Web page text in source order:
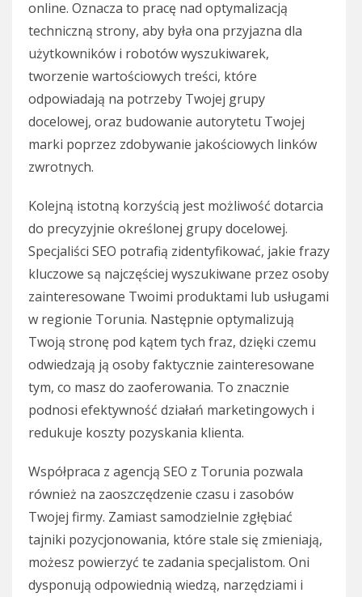
online. Oznacza to pracę nad optymalizacją
techniczną strony, aby była ona przyjazna dla
użytkowników i robotów wyszukiwarek,
tworzenie wartościowych treści, które
odpowiadają na potrzeby Twojej grupy
docelowej, oraz budowanie autorytetu Twojej
marki poprzez zdobywanie jakościowych linków
zwrotnych.
Kolejną istotną korzyścią jest możliwość dotarcia
do precyzyjnie określonej grupy docelowej.
Specjaliści SEO potrafią zidentyfikować, jakie frazy
kluczowe są najczęściej wyszukiwane przez osoby
zainteresowane Twoimi produktami lub usługami
w regionie Torunia. Następnie optymalizują
Twoją stronę pod kątem tych fraz, dzięki czemu
odwiedzają ją osoby faktycznie zainteresowane
tym, co masz do zaoferowania. To znacznie
podnosi efektywność działań marketingowych i
redukuje koszty pozyskania klienta.
Współpraca z agencją SEO z Torunia pozwala
również na zaoszczędzenie czasu i zasobów
Twojej firmy. Zamiast samodzielnie zgłębiać
tajniki pozycjonowania, które stale się zmieniają,
możesz powierzyć te zadania specjalistom. Oni
dysponują odpowiednią wiedzą, narzędziami i